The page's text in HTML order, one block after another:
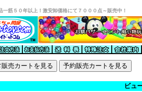
一筋５０年以上！激安卸価格にて７０００点～販売中！
ビュ